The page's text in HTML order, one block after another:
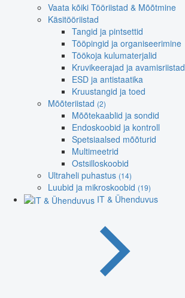
Vaata kõiki Tööriistad & Mõõtmine
Käsitööriistad
Tangid ja pintsettid
Tööpingid ja organiseerimine
Töökoja kulumaterjalid
Kruvikeerajad ja avamisriistad
ESD ja antistaatika
Kruustangid ja toed
Mõõteriistad (2)
Mõõtekaablid ja sondid
Endoskoobid ja kontroll
Spetsiaalsed mõõturid
Multimeetrid
Ostsilloskoobid
Ultraheli puhastus (14)
Luubid ja mikroskoobid (19)
IT & Ühenduvus